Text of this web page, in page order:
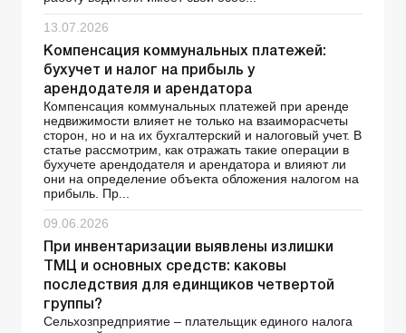
13.07.2026
Компенсация коммунальных платежей:
бухучет и налог на прибыль у
арендодателя и арендатора
Компенсация коммунальных платежей при аренде
недвижимости влияет не только на взаиморасчеты
сторон, но и на их бухгалтерский и налоговый учет. В
статье рассмотрим, как отражать такие операции в
бухучете арендодателя и арендатора и влияют ли
они на определение объекта обложения налогом на
прибыль. Пр...
09.06.2026
При инвентаризации выявлены излишки
ТМЦ и основных средств: каковы
последствия для единщиков четвертой
группы?
Сельхозпредприятие – плательщик единого налога